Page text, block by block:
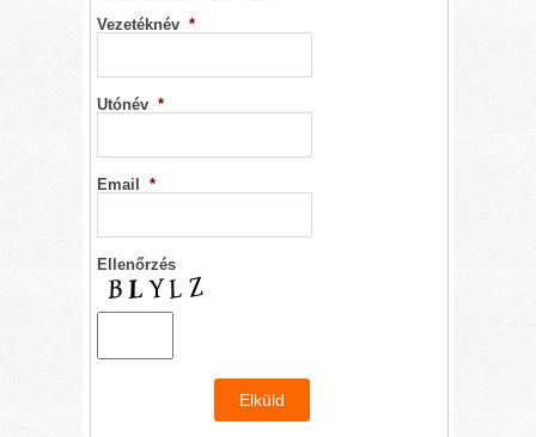
Vezetéknév *
Utónév *
Email *
Ellenőrzés